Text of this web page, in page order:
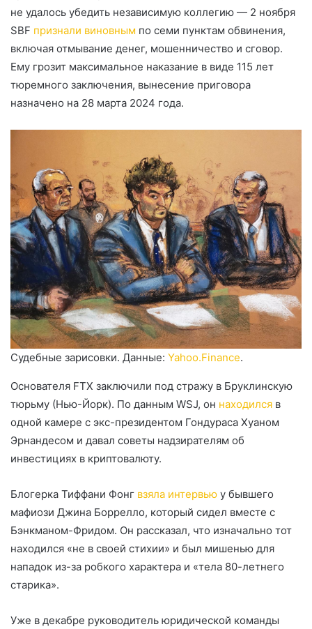
не удалось убедить независимую коллегию — 2 ноября
SBF признали виновным по семи пунктам обвинения,
включая отмывание денег, мошенничество и сговор.
Ему грозит максимальное наказание в виде 115 лет
тюремного заключения, вынесение приговора
назначено на 28 марта 2024 года.
Судебные зарисовки. Данные: Yahoo.Finance.
Основателя FTX заключили под стражу в Бруклинскую
тюрьму (Нью-Йорк). По данным WSJ, он находился в
одной камере с экс-президентом Гондураса Хуаном
Эрнандесом и давал советы надзирателям об
инвестициях в криптовалюту.
Блогерка Тиффани Фонг взяла интервью у бывшего
мафиози Джина Боррелло, который сидел вместе с
Бэнкманом-Фридом. Он рассказал, что изначально тот
находился «не в своей стихии» и был мишенью для
нападок из-за робкого характера и «тела 80-летнего
старика».
Уже в декабре руководитель юридической команды